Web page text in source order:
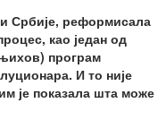
и Србије, реформисала
као један од
програм
И то није
је показала шта може